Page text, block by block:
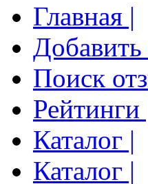
Главная |
Добавить
Поиск
Рейтинги
Каталог |
Каталог |